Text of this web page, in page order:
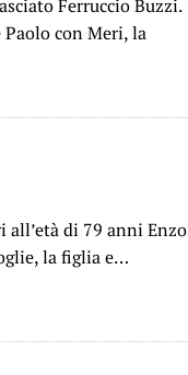
Ferruccio Buzzi.
con Meri, la
all’età di 79 anni Enzo
la figlia e…